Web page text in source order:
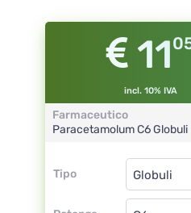
11
incl. 10% IVA
Farmaceutico
ParacetamolumC6 Globuli
Tipo
Tipo
Globuli